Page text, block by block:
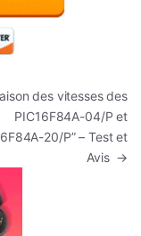
des vitesses des
PIC16F84A-04/P et
20/P” – Test et
Avis →